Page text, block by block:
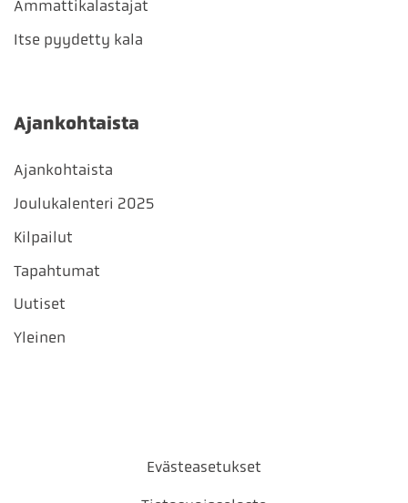
Ammattikalastajat
Itse pyydetty kala
Ajankohtaista
Ajankohtaista
Joulukalenteri 2025
Kilpailut
Tapahtumat
Uutiset
Yleinen
Evästeasetukset